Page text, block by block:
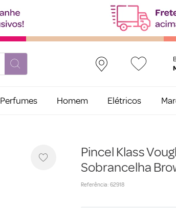
Perfumes Homem Elétricos
Pincel Klass
Sobrancelha
Referência: 62918